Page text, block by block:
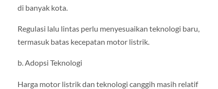
di banyak kota.
Regulasi lalu lintas perlu menyesuaikan teknologi baru,
termasuk batas kecepatan motor listrik.
b. Adopsi Teknologi
Harga motor listrik dan teknologi canggih masih relatif